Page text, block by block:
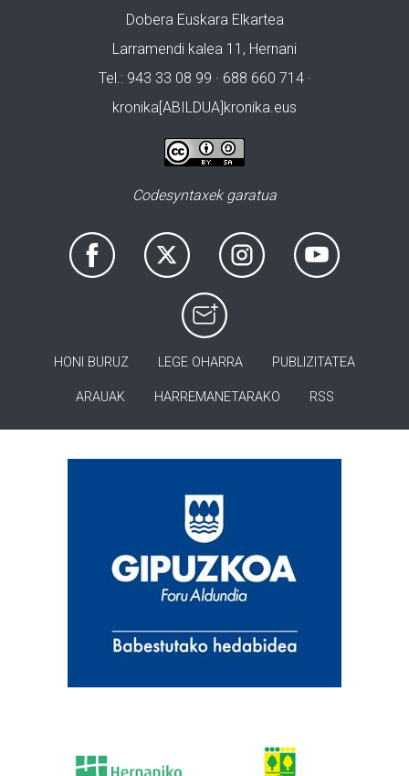
Dobera Euskara Elkartea
Larramendi kalea 11, Hernani
Tel.: 943 33 08 99 · 688 660 714 ·
kronika[ABILDUA]kronika.eus
Codesyntaxek garatua
HONI BURUZ LEGE OHARRA PUBLIZITATEA
ARAUAK HARREMANETARAKO RSS